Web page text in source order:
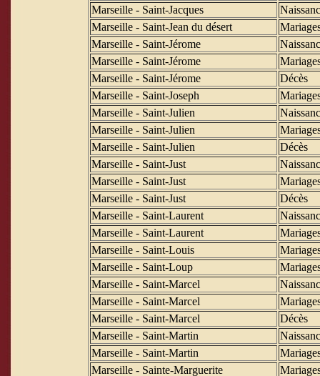
Marseille - Saint-Jacques
Marseille - Saint-Jean du désert
Marseille - Saint-Jérome
Marseille - Saint-Jérome
Marseille - Saint-Jérome
Décès
Marseille - Saint-Joseph
Marseille - Saint-Julien
Marseille - Saint-Julien
Marseille - Saint-Julien
Décès
Marseille - Saint-Just
Marseille - Saint-Just
Marseille - Saint-Just
Décès
Marseille - Saint-Laurent
Marseille - Saint-Laurent
Marseille - Saint-Louis
Marseille - Saint-Loup
Marseille - Saint-Marcel
Marseille - Saint-Marcel
Marseille - Saint-Marcel
Décès
Marseille - Saint-Martin
Marseille - Saint-Martin
Marseille - Sainte-Marguerite